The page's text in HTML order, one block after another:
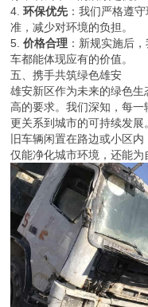
4.环保优先 ：我们严格遵
准，减少对环境的负担。
5.价格合理 ：新规实施后
车都能体现应有的价值。
五、携手共筑绿色雄安
雄安新区作为未来的绿色
高的要求。我们深知，每一
更关系到城市的可持续发
旧车辆闲置在路边或小区
仅能净化城市环境，还能为